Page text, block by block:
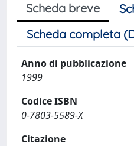
Scheda breve
Scheda completa
Anno di pubblicazione
1999
Codice ISBN
0-7803-5589-X
Citazione